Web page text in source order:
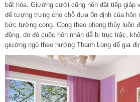
bất hòa. Giường cưới cũng nên đặt tiếp giáp
để tượng trưng cho chỗ dựa ổn định của hôn
bức tường cong. Cong theo phong thủy luôn
động, do đó cuộc hôn nhân dễ bị trục trặc,
giường ngủ theo hướng Thanh Long để gia